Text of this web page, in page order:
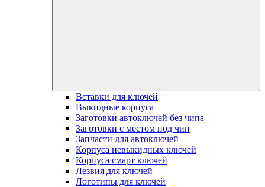
Вставки для ключей
Выкидные корпуса
Заготовки автоключей без чипа
Заготовки с местом под чип
Запчасти для автоключей
Корпуса невыкидных ключей
Корпуса смарт ключей
Лезвия для ключей
Логотипы для ключей